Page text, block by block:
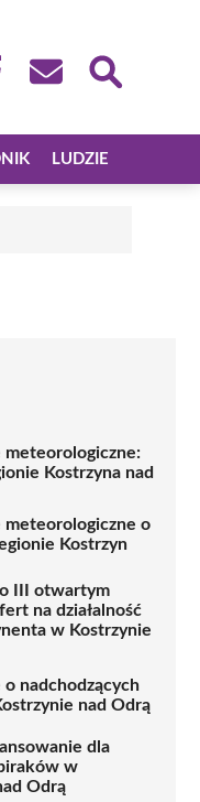
LUDZIE
meteorologiczne:
Kostrzyna nad
meteorologiczne o
Kostrzyn
III otwartym
na działalność
w Kostrzynie
nadchodzących
nad Odrą
dla
w
Odrą